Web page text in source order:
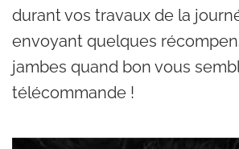
durant vos travaux de la
envoyant quelques
jambes quand bon vous
télécommande !